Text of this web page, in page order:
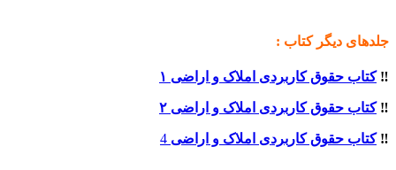
جلدهای دیگر کتاب :
‼️کتاب حقوق کاربردی املاک و اراضی ۱
‼️کتاب حقوق کاربردی املاک و اراضی ۲
‼️کتاب حقوق کاربردی املاک و اراضی